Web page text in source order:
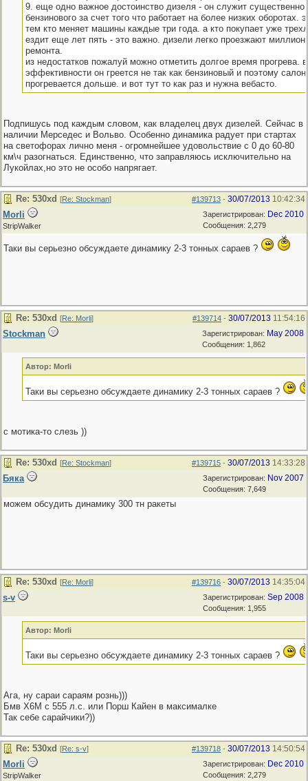
9. еще одно важное достоинство дизеля - он служит
бензинового за счет того что работает на более низких оборотах.
тем кто меняет машины каждые три года. а кто покупает уже
ездит еще лет пять - это важно. дизели легко проезжают миллион
ремонта.
из недостатков пожалуй можно отметить долгое время прогрева.
эффективности он греется не так как бензиновый и поэтому
прогревается дольше. и вот тут то как раз и нужна вебасто.
Подпишусь под каждым словом, как владелец двух дизелей. Сейчас в
наличии Мерседес и Вольво. Особенно динамика радует при стартах
на светофорах лично меня - огромнейшее удовольствие с 0 до 60-80
км\ч разогнаться. Единственно, что заправляюсь исключительно на
Лукойлах,но это не особо напрягает.
#139713 - 30/07/2013 10:42:34
Re: 530хd [Re: Stockman]
Зарегистрирован: Dec 2010
Сообщения: 2,279
Morli
StripWalker
Таки вы серьезно обсуждаете динамику 2-3 тонных сараев ?
#139714 - 30/07/2013 11:54:16
Re: 530хd [Re: Morli]
Зарегистрирован: May 2008
Сообщения: 1,862
Stockman
Автор: Morli
Таки вы серьезно обсуждаете динамику 2-3 тонных сараев ?
с мотика-то слезь ))
#139715 - 30/07/2013 14:33:28
Re: 530хd [Re: Stockman]
Зарегистрирован: Nov 2007
Сообщения: 7,649
Бяка
можем обсудить динамику 300 тн ракеты
#139716 - 30/07/2013 14:35:04
Re: 530хd [Re: Morli]
Зарегистрирован: Sep 2008
Сообщения: 1,955
s-v
Автор: Morli
Таки вы серьезно обсуждаете динамику 2-3 тонных сараев ?
Ага, ну сараи сараям рознь)))
Бмв X6M c 555 л.с. или Порш Кайен в максималке
Так себе сарайчики?))
#139718 - 30/07/2013 14:50:54
Re: 530хd [Re: s-v]
Зарегистрирован: Dec 2010
Сообщения: 2,279
Morli
StripWalker